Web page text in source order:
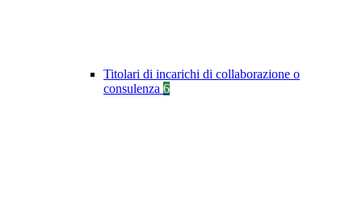
Titolari di incarichi di collaborazione o
consulenza 6